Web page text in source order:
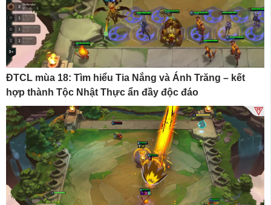
ĐTCL mùa 18: Tìm hiểu Tia Nắng và Ánh Trăng – kết
hợp thành Tộc Nhật Thực ẩn đầy độc đáo